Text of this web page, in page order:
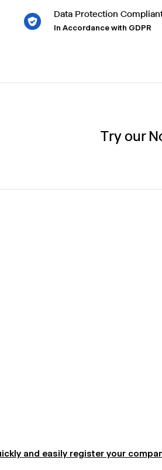
Data Protection
In Accordance with GDPR
Try our
and easily register your